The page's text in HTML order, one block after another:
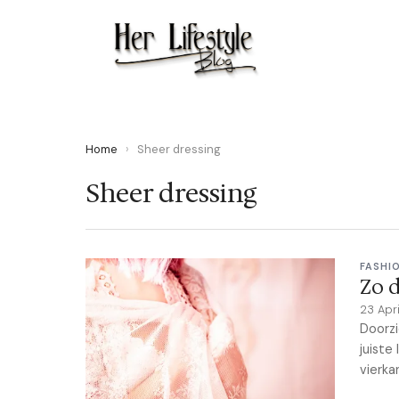
Home › Sheer dressing
Sheer dressing
Zo
23
juiste